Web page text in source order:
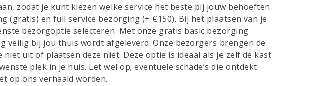
zodat je kunt kiezen welke service het beste bij jouw behoeften
(gratis) en full service bezorging (+ €150). Bij het plaatsen van je
bezorgoptie selecteren. Met onze gratis basic bezorging
veilig bij jou thuis wordt afgeleverd. Onze bezorgers brengen de
uit of plaatsen deze niet. Deze optie is ideaal als je zelf de kast
plek in je huis. Let wel op; eventuele schade’s die ontdekt
op ons verhaald worden.